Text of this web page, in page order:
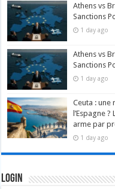
Athens vs
Sanctions
1 day ago
Athens vs
Sanctions
1 day ago
Ceuta : une
l’Espagne
arme par
1 day ago
Login